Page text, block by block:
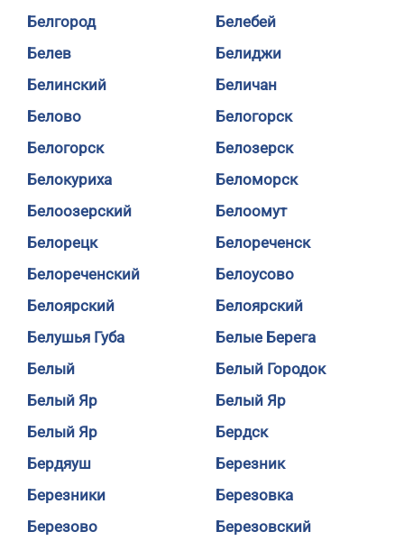
Белгород
Белебей
Белев
Белиджи
Белинский
Беличан
Белово
Белогорск
Белогорск
Белозерск
Белокуриха
Беломорск
Белоозерский
Белоомут
Белорецк
Белореченск
Белореченский
Белоусово
Белоярский
Белоярский
Белушья Губа
Белые Берега
Белый
Белый Городок
Белый Яр
Белый Яр
Белый Яр
Бердск
Бердяуш
Березник
Березники
Березовка
Березово
Березовский